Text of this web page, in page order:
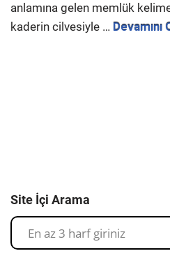
anlamına gelen memlük
kaderin cilvesiyle … Devamını
Site İçi Arama